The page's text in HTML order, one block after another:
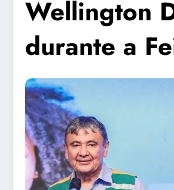
Wellington
durante a